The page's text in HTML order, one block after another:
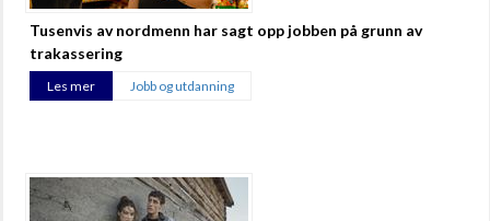
Tusenvis av nordmenn har sagt opp jobben på grunn av
trakassering
Les mer Jobb og utdanning